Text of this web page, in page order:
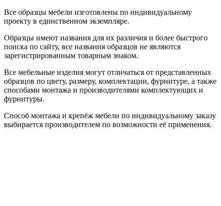
Все образцы мебели изготовлены по индивидуальному
проекту в единственном экземпляре.
Образцы имеют названия для их различия и более быстрого
поиска по сайту, все названия образцов не являются
зарегистрированным товарным знаком.
Все мебельные изделия могут отличаться от представленных
образцов по цвету, размеру, комплектации, фурнитуре, а также
способами монтажа и производителями комплектующих и
фурнитуры.
Способ монтажа и крепёж мебели по индивидуальному заказу
выбирается производителем по возможности её применения.